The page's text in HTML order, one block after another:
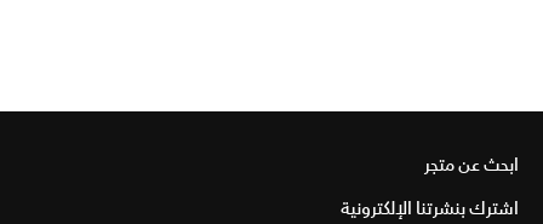
ابحث عن متجر
اشترك بنشرتنا الإلكترونية